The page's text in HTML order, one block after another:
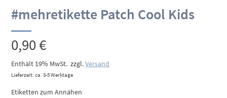
#mehretikette Patch Cool Kids
0,90€
Enthält 19% MwSt. zzgl.Versand
Lieferzeit: ca. 3-5 Werktage
Etiketten zum Annähen